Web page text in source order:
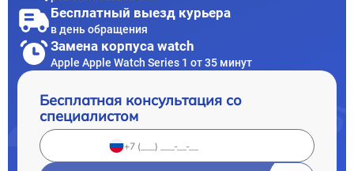
Бесплатный выезд курьера
в день обращения
Замена корпуса watch
Apple Apple Watch Series 1 от 35 минут
Бесплатная консультация со
специалистом